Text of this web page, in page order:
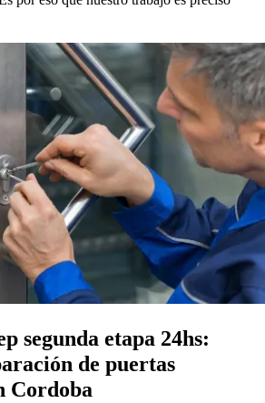
segunda etapa 24hs:
de puertas
Cordoba